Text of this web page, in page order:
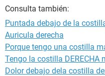
Consulta también:
Puntada debajo de la
Auricula derecha
Porque tengo una costilla
Tengo la costilla
Dolor debajo dela costilla